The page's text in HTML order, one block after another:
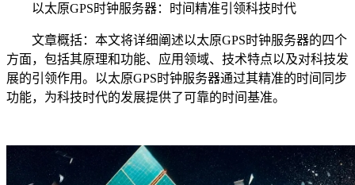
以太原GPS时钟服务器：时间精准引领科技时代
文章概括：本文将详细阐述以太原GPS时钟服务器的四个
方面，包括其原理和功能、应用领域、技术特点以及对科技发
展的引领作用。以太原GPS时钟服务器通过其精准的时间同步
功能，为科技时代的发展提供了可靠的时间基准。